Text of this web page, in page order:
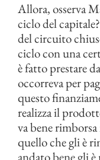
Allora, osserva
ciclo del
del circuito
ciclo con una
è fatto prestare
occorreva per
questo
realizza il
va bene
quello che gli è
andato bene gli